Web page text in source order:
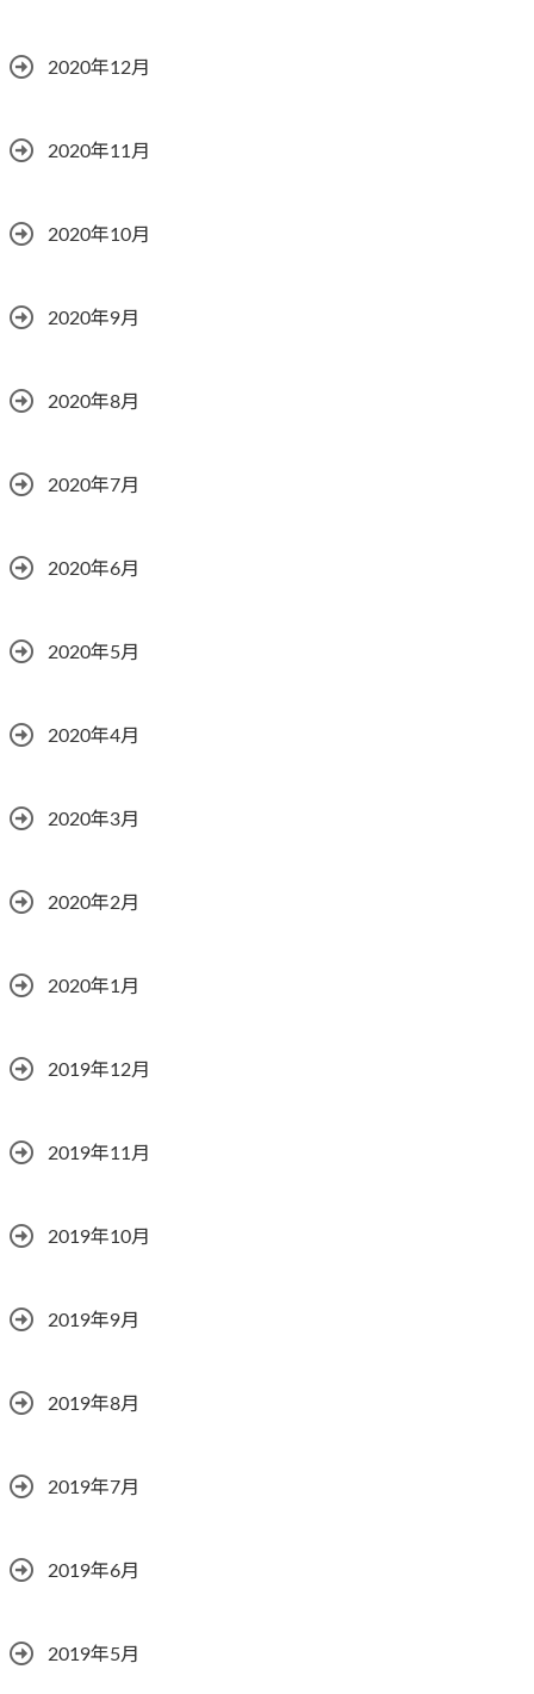
2020年12月
2020年11月
2020年10月
2020年9月
2020年8月
2020年7月
2020年6月
2020年5月
2020年4月
2020年3月
2020年2月
2020年1月
2019年12月
2019年11月
2019年10月
2019年9月
2019年8月
2019年7月
2019年6月
2019年5月